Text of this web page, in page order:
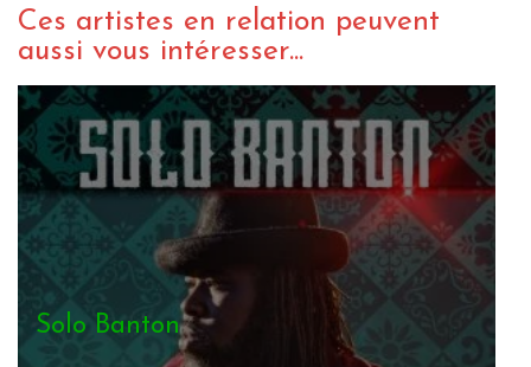
Ces artistes en relation peuvent
aussi vous intéresser...
Solo Banton